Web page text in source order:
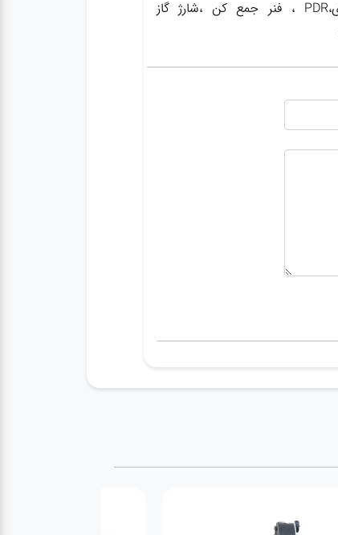
،ساکشن روغن ترمز،گریس پمپ ،واسکازین پمپ ،بکس بادی،جک سوسماری،جک شاسی کن،جک صافکاری،PDR ، فنر جمع کن ،شارژ گاز